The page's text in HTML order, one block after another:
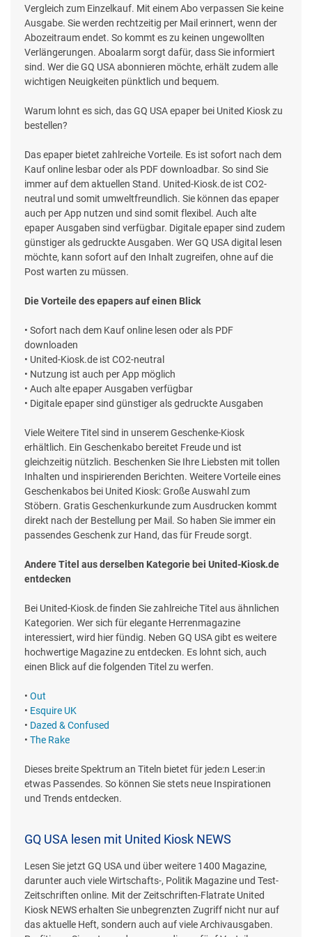
Vergleich zum Einzelkauf. Mit einem Abo verpassen Sie keine
Ausgabe. Sie werden rechtzeitig per Mail erinnert, wenn der
Abozeitraum endet. So kommt es zu keinen ungewollten
Verlängerungen. Aboalarm sorgt dafür, dass Sie informiert
sind. Wer die GQ USA abonnieren möchte, erhält zudem alle
wichtigen Neuigkeiten pünktlich und bequem.
Warum lohnt es sich, das GQ USA epaper bei United Kiosk zu
bestellen?
Das epaper bietet zahlreiche Vorteile. Es ist sofort nach dem
Kauf online lesbar oder als PDF downloadbar. So sind Sie
immer auf dem aktuellen Stand. United-Kiosk.de ist CO2-
neutral und somit umweltfreundlich. Sie können das epaper
auch per App nutzen und sind somit flexibel. Auch alte
epaper Ausgaben sind verfügbar. Digitale epaper sind zudem
günstiger als gedruckte Ausgaben. Wer GQ USA digital lesen
möchte, kann sofort auf den Inhalt zugreifen, ohne auf die
Post warten zu müssen.
Die Vorteile des epapers auf einen Blick
• Sofort nach dem Kauf online lesen oder als PDF
downloaden
• United-Kiosk.de ist CO2-neutral
• Nutzung ist auch per App möglich
• Auch alte epaper Ausgaben verfügbar
• Digitale epaper sind günstiger als gedruckte Ausgaben
Viele Weitere Titel sind in unserem Geschenke-Kiosk
erhältlich. Ein Geschenkabo bereitet Freude und ist
gleichzeitig nützlich. Beschenken Sie Ihre Liebsten mit tollen
Inhalten und inspirierenden Berichten. Weitere Vorteile eines
Geschenkabos bei United Kiosk: Große Auswahl zum
Stöbern. Gratis Geschenkurkunde zum Ausdrucken kommt
direkt nach der Bestellung per Mail. So haben Sie immer ein
passendes Geschenk zur Hand, das für Freude sorgt.
Andere Titel aus derselben Kategorie bei United-Kiosk.de
entdecken
Bei United-Kiosk.de finden Sie zahlreiche Titel aus ähnlichen
Kategorien. Wer sich für elegante Herrenmagazine
interessiert, wird hier fündig. Neben GQ USA gibt es weitere
hochwertige Magazine zu entdecken. Es lohnt sich, auch
einen Blick auf die folgenden Titel zu werfen.
• Out
• Esquire UK
• Dazed & Confused
• The Rake
Dieses breite Spektrum an Titeln bietet für jede:n Leser:in
etwas Passendes. So können Sie stets neue Inspirationen
und Trends entdecken.
GQ USA lesen mit United Kiosk NEWS
Lesen Sie jetzt GQ USA und über weitere 1400 Magazine,
darunter auch viele Wirtschafts-, Politik Magazine und Test-
Zeitschriften online. Mit der Zeitschriften-Flatrate United
Kiosk NEWS erhalten Sie unbegrenzten Zugriff nicht nur auf
das aktuelle Heft, sondern auch auf viele Archivausgaben.